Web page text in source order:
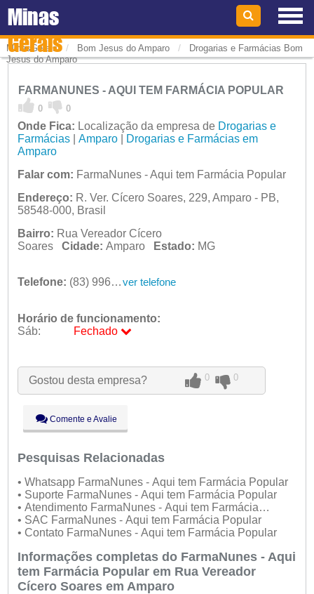
Minas
Gerais
MinasGerais / Bom Jesus do Amparo /
Drogarias e Farmácias Bom
Jesus do Amparo
FARMANUNES - AQUI TEM FARMÁCIA POPULAR
0 0
Onde Fica: Localização da empresa de Drogarias e
Farmácias| Amparo|
Drogarias e Farmácias em
Amparo
Falar com: FarmaNunes - Aqui tem Farmácia Popular
Endereço: R. Ver. Cícero Soares, 229, Amparo - PB,
58548-000, Brasil
Bairro: Rua Vereador Cícero
Soares Cidade: Amparo Estado: MG
Telefone: (83) 99645-6919 ver telefone
Horário de funcionamento:
Sáb:
Fechado
Ter:
09:00 - 18:00
Qua:
09:00 - 18:00
Sex:
09:00 - 18:00
Sáb:
Fechado
Dom:
Fechado
Gostou desta empresa? 0 0
Comente e Avalie
Pesquisas Relacionadas
• Whatsapp FarmaNunes - Aqui tem Farmácia Popular
• Suporte FarmaNunes - Aqui tem Farmácia Popular
• Atendimento FarmaNunes - Aqui tem Farmácia
Popular
• SAC FarmaNunes - Aqui tem Farmácia Popular
• Contato FarmaNunes - Aqui tem Farmácia Popular
Informações completas do FarmaNunes - Aqui
tem Farmácia Popular em Rua Vereador
Cícero Soares em Amparo